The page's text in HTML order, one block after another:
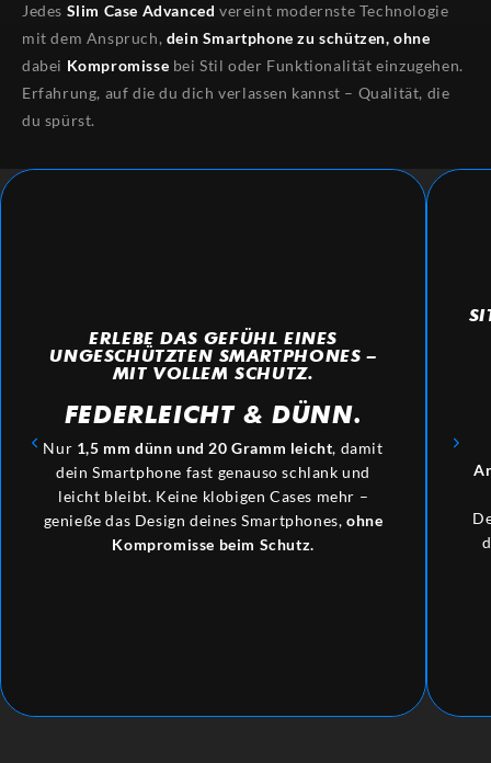
Jedes Slim Case Advanced vereint modernste Technologie
mit dem Anspruch, dein Smartphone zu schützen, ohne
dabei Kompromisse bei Stil oder Funktionalität einzugehen.
Erfahrung, auf die du dich verlassen kannst – Qualität, die
du spürst.
ERLEBE DAS GEFÜHL EINES
UNGESCHÜTZTEN SMARTPHONES –
MIT VOLLEM SCHUTZ.
FEDERLEICHT&DÜNN.
Nur 1,5 mm dünn und 20 Gramm leicht, damit
dein Smartphone fast genauso schlank und
leicht bleibt. Keine klobigen Cases mehr –
genieße das Design deines Smartphones,ohne
Kompromisse beim Schutz.